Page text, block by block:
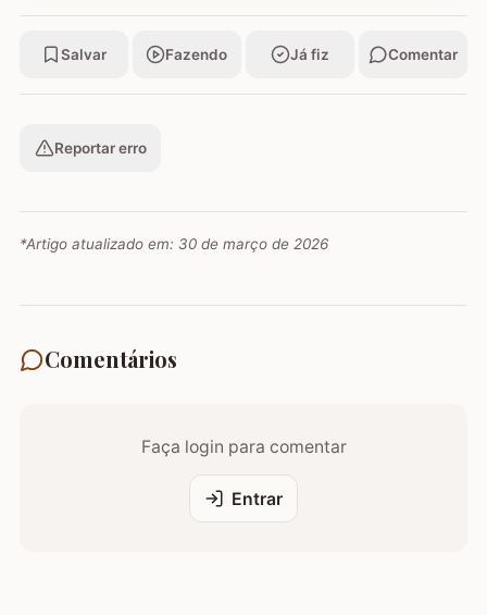
Salvar Fazendo Já fiz Comentar
Reportar erro
*Artigo atualizado em: 30 de março de 2026
Comentários
Faça login para comentar
Entrar